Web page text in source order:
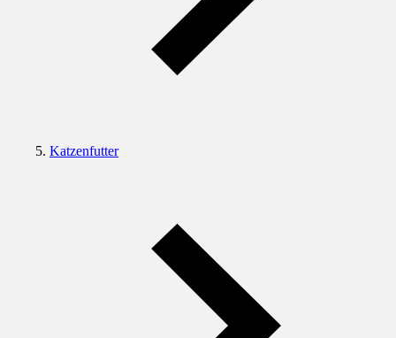
Katzenfutter